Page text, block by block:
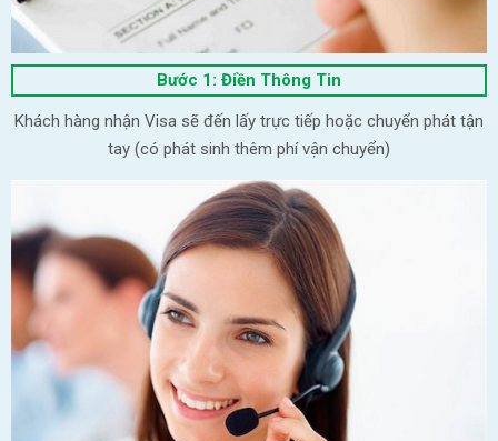
Bước 1: Điền Thông Tin
Khách hàng nhận Visa sẽ đến lấy trực tiếp hoặc chuyển phát tận
tay (có phát sinh thêm phí vận chuyển)